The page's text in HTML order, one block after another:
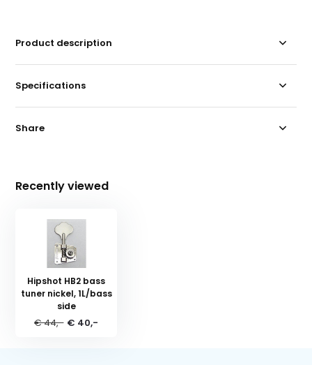
Product description
Specifications
Share
Recently viewed
Hipshot HB2 bass
tuner nickel, 1L/bass
side
€ 44,- € 40,-